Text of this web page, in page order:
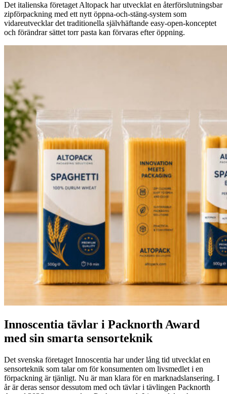
Det italienska företaget Altopack har utvecklat en återförslutningsbar
zipförpackning med ett nytt öppna-och-stäng-system som
vidareutvecklar det traditionella självhäftande easy-open-konceptet
och förändrar sättet torr pasta kan förvaras efter öppning.
Innoscentia tävlar i Packnorth Award
med sin smarta sensorteknik
Det svenska företaget Innoscentia har under lång tid utvecklat en
sensorteknik som talar om för konsumenten om livsmedlet i en
förpackning är tjänligt. Nu är man klara för en marknadslansering. I
år är deras sensor dessutom med och tävlar i tävlingen Packnorth